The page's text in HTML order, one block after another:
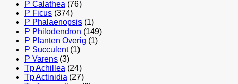
P Calathea (76)
P Ficus (374)
P Phalaenopsis (1)
P Philodendron (149)
P Planten Overig (1)
P Succulent (1)
P Varens (3)
Tp Achillea (24)
Tp Actinidia (27)